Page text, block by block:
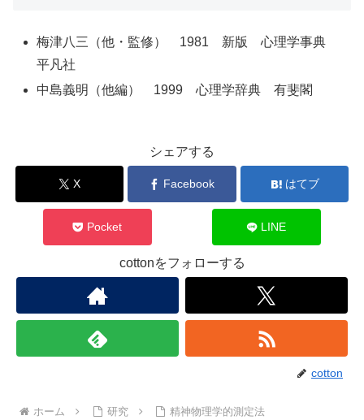
梅津八三（他・監修） 1981 新版 心理学事典
平凡社
中島義明（他編） 1999 心理学辞典 有斐閣
シェアする
X Facebook はてブ
Pocket LINE
cottonをフォローする
cotton
ホーム 研究 精神物理学的測定法